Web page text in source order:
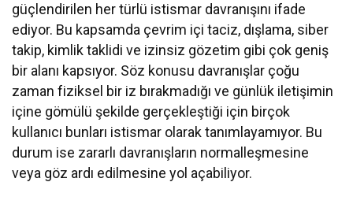
güçlendirilen her türlü istismar davranışını ifade
ediyor. Bu kapsamda çevrim içi taciz, dışlama, siber
takip, kimlik taklidi ve izinsiz gözetim gibi çok geniş
bir alanı kapsıyor. Söz konusu davranışlar çoğu
zaman fiziksel bir iz bırakmadığı ve günlük iletişimin
içine gömülü şekilde gerçekleştiği için birçok
kullanıcı bunları istismar olarak tanımlayamıyor. Bu
durum ise zararlı davranışların normalleşmesine
veya göz ardı edilmesine yol açabiliyor.